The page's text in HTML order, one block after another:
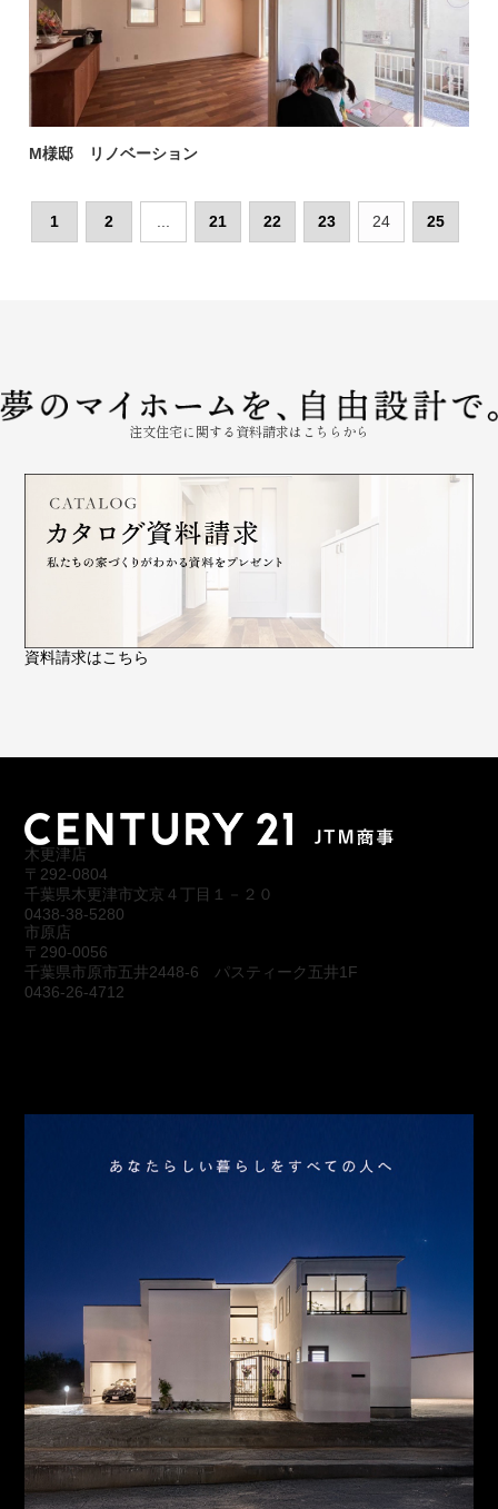
M様邸 リノベーション
1 2 21 22 23 24 25
注文住宅に関する資料請求はこちらから
資料請求はこちら
木更津店
〒292-0804
千葉県木更津市文京４丁目１－２０
0438-38-5280
市原店
〒290-0056
千葉県市原市五井2448-6 パスティーク五井1F
0436-26-4712